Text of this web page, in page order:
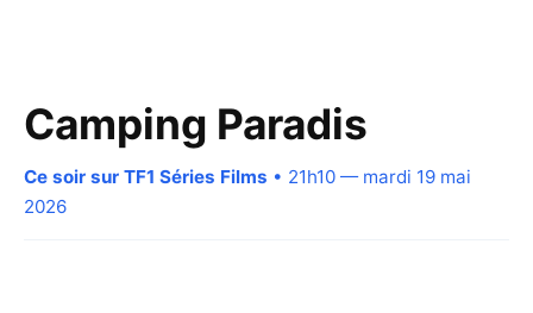
Camping Paradis
Ce soir sur TF1 Séries Films • 21h10 — mardi 19 mai
2026